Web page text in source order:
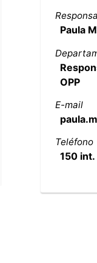
Paula
OPP
E-mail
Teléfono
150